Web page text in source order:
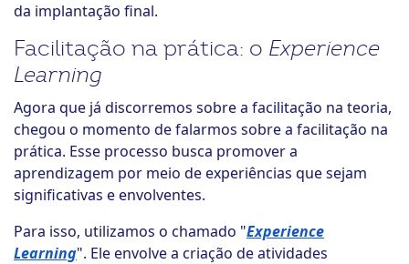
da implantação final.
Facilitação na prática: o Experience
Learning
Agora que já discorremos sobre a facilitação na teoria,
chegou o momento de falarmos sobre a facilitação na
prática. Esse processo busca promover a
aprendizagem por meio de experiências que sejam
significativas e envolventes.
Para isso, utilizamos o chamado "Experience
Learning". Ele envolve a criação de atividades